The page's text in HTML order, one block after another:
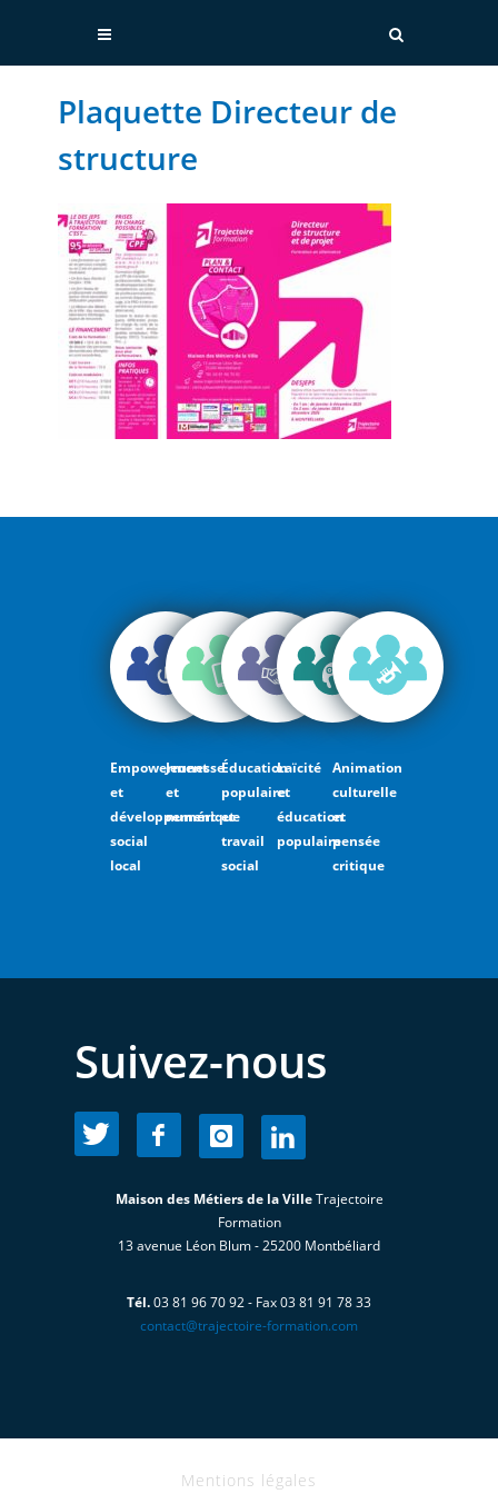
Plaquette Directeur de
structure
Empowerment
et
développement
social
local
Jeunesse
et
numérique
Éducation
populaire
et
travail
social
Laïcité
et
éducation
populaire
Animation
culturelle
et
pensée
critique
Suivez-nous
Maison des Métiers de la VilleTrajectoire
Formation
13 avenue Léon Blum - 25200 Montbéliard
Tél.03 81 96 70 92 - Fax 03 81 91 78 33
contact@trajectoire-formation.com
Mentions légales